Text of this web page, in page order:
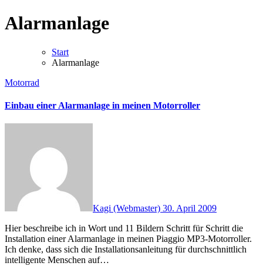
Alarmanlage
Start
Alarmanlage
Motorrad
Einbau einer Alarmanlage in meinen Motorroller
Kagi (Webmaster) 30. April 2009
Hier beschreibe ich in Wort und 11 Bildern Schritt für Schritt die
Installation einer Alarmanlage in meinen Piaggio MP3-Motorroller.
Ich denke, dass sich die Installationsanleitung für durchschnittlich
intelligente Menschen auf…